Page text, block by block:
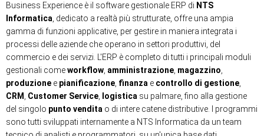
Business Experience è il software gestionale ERP di NTS
Informatica , dedicato a realtà più strutturate, offre una ampia
gamma di funzioni applicative, per gestire in maniera integrata i
processi delle aziende che operano in settori produttivi, del
commercio e dei servizi. L'ERP è completo di tutti i principali moduli
gestionali comeworkflow amministrazione magazzino
produzione e pianificazione finanza e controllo di gestione
CRM
Customer Service logistica su palmare, fino alla gestione
del singolo punto vendita o di intere catene distributive. I programmi
sono tutti sviluppati internamente a NTS Informatica da un team